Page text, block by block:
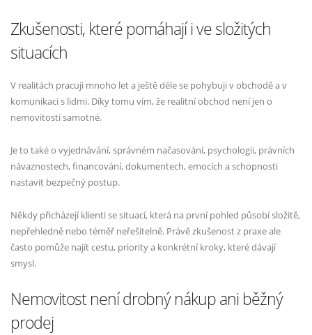
Zkušenosti, které pomáhají i ve složitých
situacích
V realitách pracuji mnoho let a ještě déle se pohybuji v obchodě a v
komunikaci s lidmi. Díky tomu vím, že realitní obchod není jen o
nemovitosti samotné.
Je to také o vyjednávání, správném načasování, psychologii, právních
návaznostech, financování, dokumentech, emocích a schopnosti
nastavit bezpečný postup.
Někdy přicházejí klienti se situací, která na první pohled působí složitě,
nepřehledně nebo téměř neřešitelně. Právě zkušenost z praxe ale
často pomůže najít cestu, priority a konkrétní kroky, které dávají
smysl.
Nemovitost není drobný nákup ani běžný
prodej